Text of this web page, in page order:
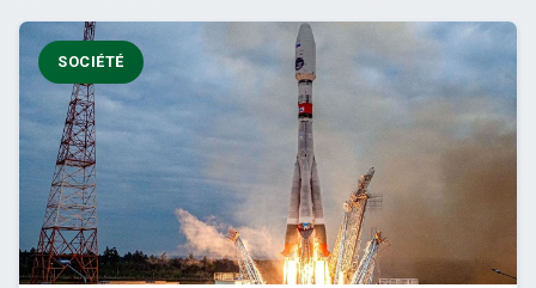
SOCIÉTÉ